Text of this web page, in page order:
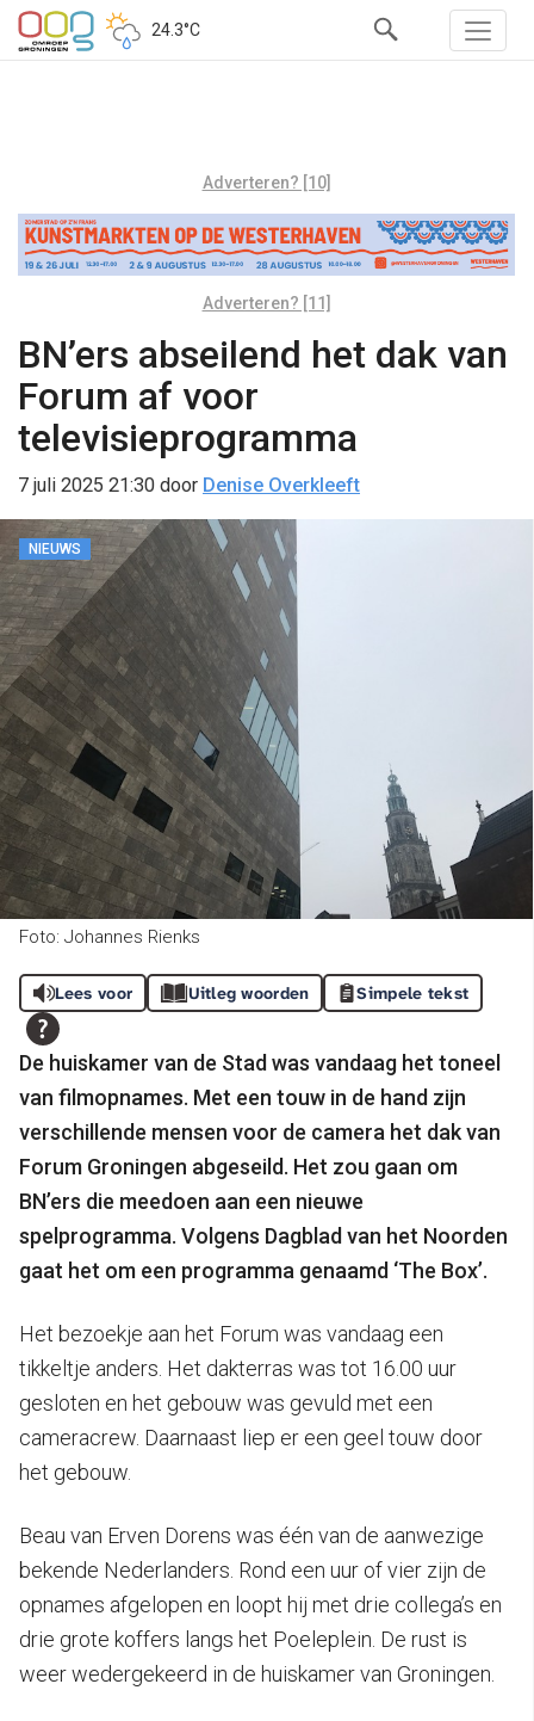
24.3°C
Adverteren? [10]
Adverteren? [11]
BN’ers abseilend het dak van
Forum af voor
televisieprogramma
7 juli 2025 21:30 door Denise Overkleeft
NIEUWS
Foto: Johannes Rienks
Lees voor Uitleg woorden Simpele tekst
De huiskamer van de Stad was vandaag het toneel
van filmopnames. Met een touw in de hand zijn
verschillende mensen voor de camera het dak van
Forum Groningen abgeseild. Het zou gaan om
BN’ers die meedoen aan een nieuwe
spelprogramma. Volgens Dagblad van het Noorden
gaat het om een programma genaamd ‘The Box’.
Het bezoekje aan het Forum was vandaag een
tikkeltje anders. Het dakterras was tot 16.00 uur
gesloten en het gebouw was gevuld met een
cameracrew. Daarnaast liep er een geel touw door
het gebouw.
Beau van Erven Dorens was één van de aanwezige
bekende Nederlanders. Rond een uur of vier zijn de
opnames afgelopen en loopt hij met drie collega’s en
drie grote koffers langs het Poeleplein. De rust is
weer wedergekeerd in de huiskamer van Groningen.